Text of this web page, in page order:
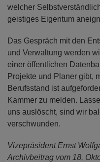
welcher
geistiges Eigentum
Das Gespräch mit den
und Verwaltung werden
einer öffentlichen
Projekte und Planer gibt,
Berufsstand ist
Kammer zu melden.
uns auslöscht, sind wir
verschwunden.
Vizepräsident Ernst
Archivbeitrag vom 18.